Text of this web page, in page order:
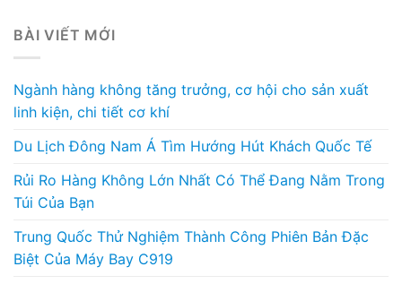
BÀI VIẾT MỚI
Ngành hàng không tăng trưởng, cơ hội cho sản xuất
linh kiện, chi tiết cơ khí
Du Lịch Đông Nam Á Tìm Hướng Hút Khách Quốc Tế
Rủi Ro Hàng Không Lớn Nhất Có Thể Đang Nằm Trong
Túi Của Bạn
Trung Quốc Thử Nghiệm Thành Công Phiên Bản Đặc
Biệt Của Máy Bay C919